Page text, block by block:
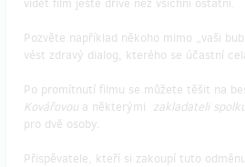
vidět film ještě dříve než všichni ostatní.
Pozvěte například někoho mimo „vaši
vést zdravý dialog, kterého se účastní
Po promítnutí filmu se můžete těšit na
Kovářovou a některými zakladateli
pro dvě osoby.
Přispěvatele, kteří si zakoupí tuto